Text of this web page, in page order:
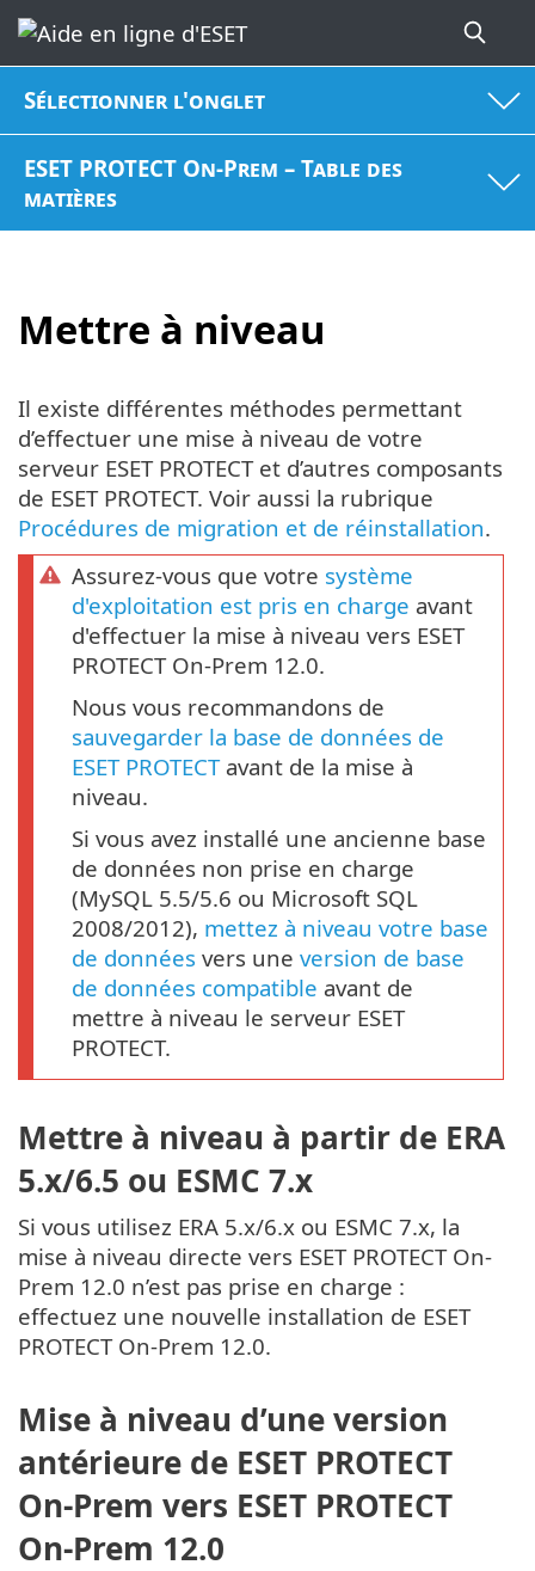
Sélectionner l'onglet
ESET PROTECT On-Prem – Table des
matières
Mettre à niveau
Il existe différentes méthodes permettant
d’effectuer une mise à niveau de votre
serveur ESET PROTECT et d’autres composants
de ESET PROTECT. Voir aussi la rubrique
Procédures de migration et de réinstallation.
Assurez-vous que votre système
d'exploitation est pris en charge avant
d'effectuer la mise à niveau vers ESET
PROTECT On-Prem 12.0.
Nous vous recommandons de
sauvegarder la base de données de
ESET PROTECTavant de la mise à
niveau.
Si vous avez installé une ancienne base
de données non prise en charge
(MySQL 5.5/5.6 ou Microsoft SQL
2008/2012), mettez à niveau votre base
de données vers une version de base
de données compatible avant de
mettre à niveau le serveur ESET
PROTECT.
Mettre à niveau à partir de ERA
5.x/6.5 ou ESMC 7.x
Si vous utilisez ERA 5.x/6.x ou ESMC 7.x, la
mise à niveau directe vers ESET PROTECT On-
Prem 12.0 n’est pas prise en charge :
effectuez une nouvelle installation de ESET
PROTECT On-Prem 12.0.
Mise à niveau d’une version
antérieure de ESET PROTECT
On-Prem vers ESET PROTECT
On-Prem 12.0